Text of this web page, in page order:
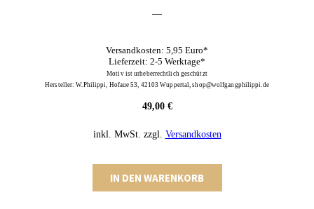
—
Versandkosten: 5,95 Euro*
Lieferzeit: 2-5 Werktage*
Motiv ist urheberrechtlich geschützt
Hersteller: W.Philippi, Hofaue 53, 42103 Wuppertal, shop@wolfgangphilippi.de
49,00 €
inkl. MwSt. zzgl. Versandkosten
Plakat
Menge
IN DEN WARENKORB